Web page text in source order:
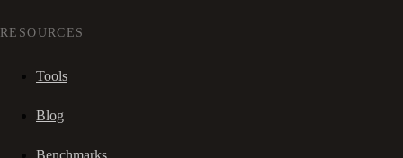
RESOURCES
Tools
Blog
Benchmarks